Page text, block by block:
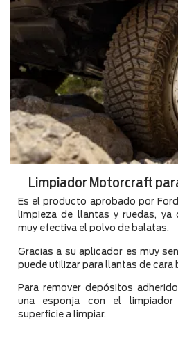
Limpiador Motorcraft
Es el producto aprobado por
limpieza de llantas y ruedas, ya
muy efectiva el polvo de balatas.
Gracias a su aplicador es muy
puede utilizar para llantas de cara
Para remover depósitos
una esponja con el
superficie a limpiar.